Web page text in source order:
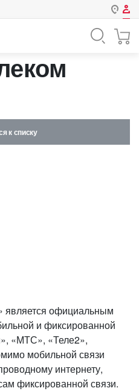
Казахстан
меня на этом
пароль?
к списку
является официальным
и фиксированной
«МТС», «Теле2»,
мобильной связи
интернету,
фиксированной связи.